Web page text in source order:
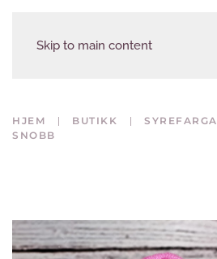
Skip to main content
HJEM BUTIKK SYREFARGA
SNOBB